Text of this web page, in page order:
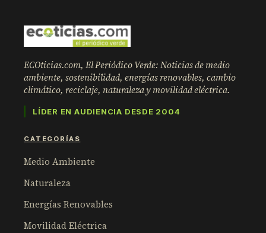
ECOticias.com, El Periódico Verde: Noticias de medio
ambiente, sostenibilidad, energías renovables, cambio
climático, reciclaje, naturaleza y movilidad eléctrica.
LÍDER EN AUDIENCIA DESDE 2004
CATEGORÍAS
Medio Ambiente
Naturaleza
Energías Renovables
Movilidad Eléctrica